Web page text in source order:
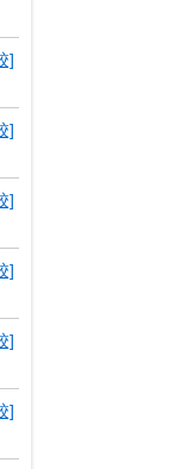
]
]
]
]
]
]